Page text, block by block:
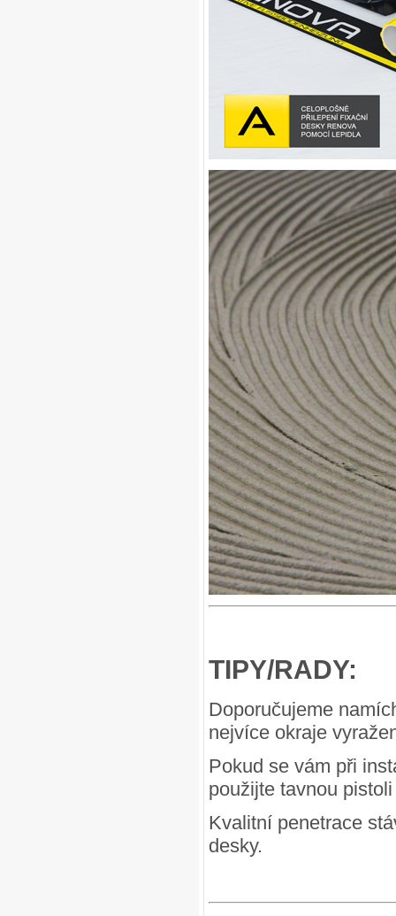
TIPY/RADY:
Doporučujeme
nejvíce okraje
Pokud se vám při
použijte tavnou
Kvalitní penetrace
desky.